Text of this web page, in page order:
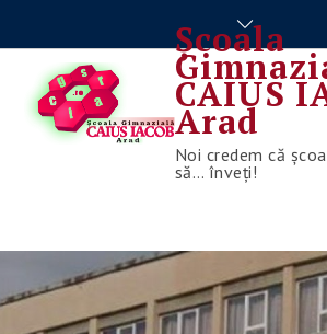
content
Școala
CAIUS
Arad
Noi credem că
să… înveți!